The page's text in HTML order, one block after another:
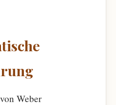
Weber